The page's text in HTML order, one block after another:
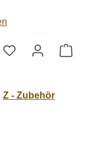
Z - Zubehör